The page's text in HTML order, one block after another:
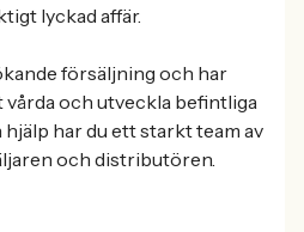
lyckad affär.
försäljning och har
och utveckla befintliga
har du ett starkt team av
och distributören.